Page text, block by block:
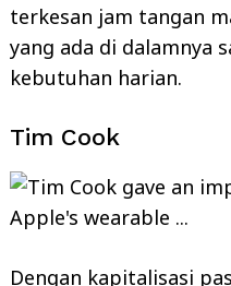
terkesan jam tangan
yang ada di dalamnya
kebutuhan harian.
Tim Cook
Dengan kapitalisasi
Search
for: